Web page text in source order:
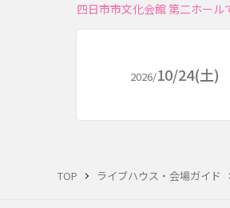
TOP ライブハウス・会場ガイド
四日市市文化会館 第二ホー
2026/10/24(土)